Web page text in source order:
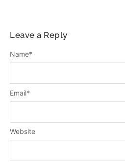
Leave a Reply
Name*
Email*
Website